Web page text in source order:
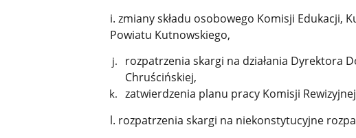
i. zmiany składu osobowego Komisji Edukacji,
Powiatu Kutnowskiego,
rozpatrzenia skargi na działania Dyrektora
Chruścińskiej,
zatwierdzenia planu pracy Komisji
l. rozpatrzenia skargi na niekonstytucyjne